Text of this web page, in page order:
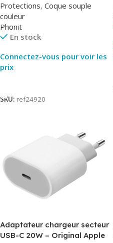
Protections, Coque souple
couleur
Phonit
En stock
Connectez-vous pour voir les
prix
SKU: ref24920
Adaptateur chargeur secteur
USB-C 20W – Original Apple